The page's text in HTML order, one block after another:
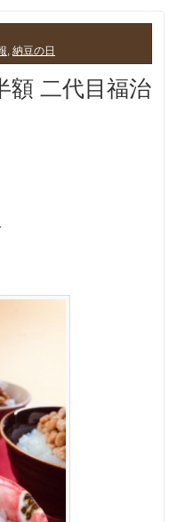
納豆の日
額 二代目福治